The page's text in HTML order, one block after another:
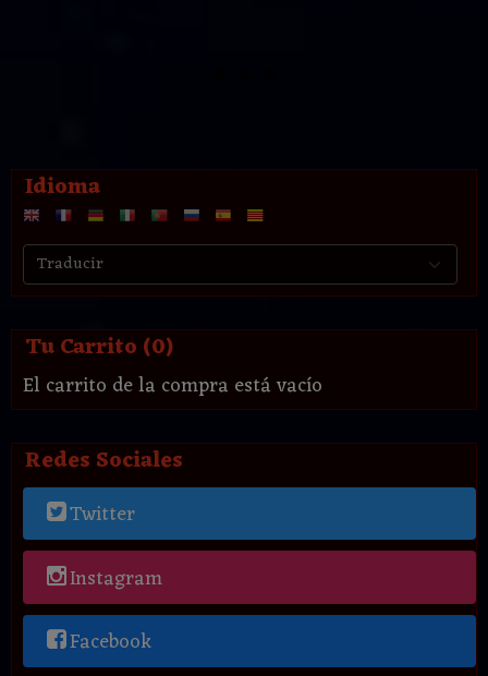
Idioma
Tu Carrito (0)
El carrito de la compra está vacío
Redes Sociales
Twitter
Instagram
Facebook